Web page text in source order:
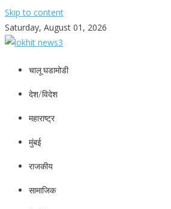
Skip to content
Saturday, August 01, 2026
lokhit news3
lokhit news 3
चालू घडामोडी
देश/विदेश
महाराष्ट्र
मुंबई
राजकीय
सामाजिक